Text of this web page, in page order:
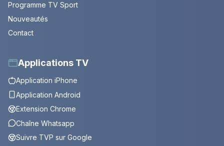
Programme TV Sport
Nouveautés
Contact
Applications TV
Application iPhone
Application Android
Extension Chrome
Chaîne Whatsapp
Suivre TVP sur Google